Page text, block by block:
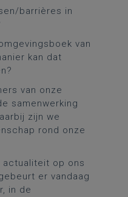
barrières in
van
kan dat
van onze
samenwerking
zijn we
rond onze
actualiteit op ons
er vandaag
in de